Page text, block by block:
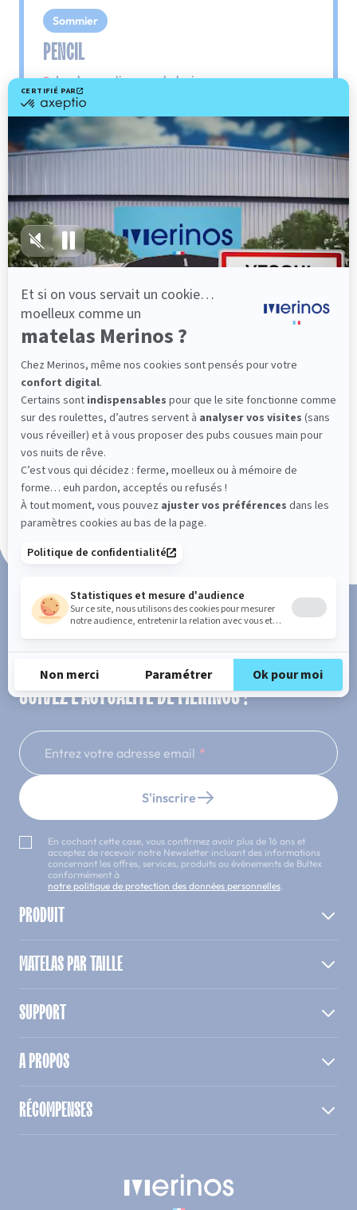
Sommier
PENCIL
Le plus : soutien morphologique
Grâce à ses 3 zones de confort, le sommier
Pencil vous assure tout son soutien. Avec les
épaules, le dos et le bassin qui reposent sur ses
lattes, vous évitez les douleurs au petit matin.
501,00 €
Découvrir
Fabrication Française
101 nuits d'essai*
Paiement en 3x ou 4x sans frais
SUIVEZ L'ACTUALITÉ DE MERINOS !
Entrez votre adresse email
S'inscrire
En cochant cette case, vous confirmez avoir plus de 16 ans et
acceptez de recevoir notre Newsletter incluant des informations
concernant les offres, services, produits ou évènements de Bultex
conformément à
notre politique de protection des données personnelles.
PRODUIT
MATELAS PAR TAILLE
SUPPORT
A PROPOS
RÉCOMPENSES